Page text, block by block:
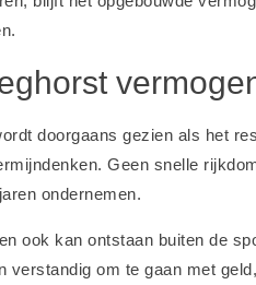
doorgaans gezien als het
Geen snelle
ondernemen.
ook kan ontstaan buiten de
verstandig om te gaan met